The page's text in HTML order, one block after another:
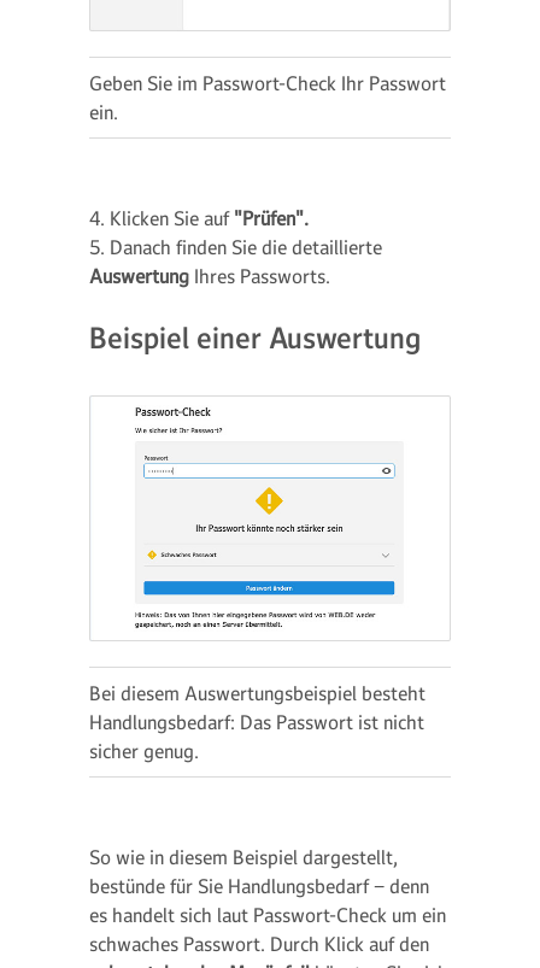
Geben Sie im Passwort-Check Ihr Passwort
ein.
4. Klicken Sie auf "Prüfen".
5. Danach finden Sie die detaillierte
Auswertung Ihres Passworts.
Beispiel einer Auswertung
Bei diesem Auswertungsbeispiel besteht
Handlungsbedarf: Das Passwort ist nicht
sicher genug.
So wie in diesem Beispiel dargestellt,
bestünde für Sie Handlungsbedarf − denn
es handelt sich laut Passwort-Check um ein
schwaches Passwort. Durch Klick auf den